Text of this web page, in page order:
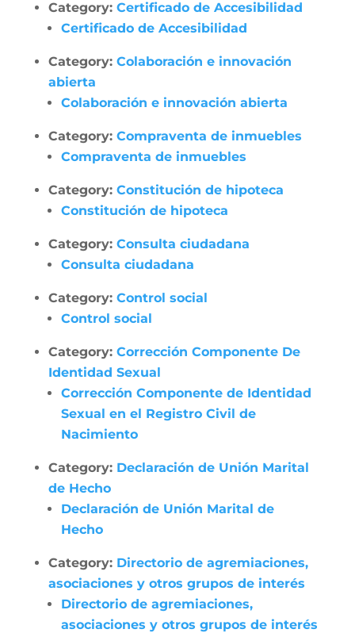
Category: Certificado de Accesibilidad
Certificado de Accesibilidad
Category: Colaboración e innovación
abierta
Colaboración e innovación abierta
Category: Compraventa de inmuebles
Compraventa de inmuebles
Category: Constitución de hipoteca
Constitución de hipoteca
Category: Consulta ciudadana
Consulta ciudadana
Category: Control social
Control social
Category: Corrección Componente De
Identidad Sexual
Corrección Componente de Identidad
Sexual en el Registro Civil de
Nacimiento
Category: Declaración de Unión Marital
de Hecho
Declaración de Unión Marital de
Hecho
Category: Directorio de agremiaciones,
asociaciones y otros grupos de interés
Directorio de agremiaciones,
asociaciones y otros grupos de interés